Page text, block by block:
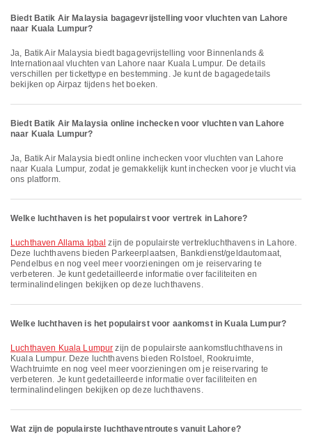
Biedt Batik Air Malaysia bagagevrijstelling voor vluchten van Lahore
naar Kuala Lumpur?
Ja, Batik Air Malaysia biedt bagagevrijstelling voor Binnenlands &
Internationaal vluchten van Lahore naar Kuala Lumpur. De details
verschillen per tickettype en bestemming. Je kunt de bagagedetails
bekijken op Airpaz tijdens het boeken.
Biedt Batik Air Malaysia online inchecken voor vluchten van Lahore
naar Kuala Lumpur?
Ja, Batik Air Malaysia biedt online inchecken voor vluchten van Lahore
naar Kuala Lumpur, zodat je gemakkelijk kunt inchecken voor je vlucht via
ons platform.
Welke luchthaven is het populairst voor vertrek in Lahore?
Luchthaven Allama Iqbal zijn de populairste vertrekluchthavens in Lahore.
Deze luchthavens bieden Parkeerplaatsen, Bankdienst/geldautomaat,
Pendelbus en nog veel meer voorzieningen om je reiservaring te
verbeteren. Je kunt gedetailleerde informatie over faciliteiten en
terminalindelingen bekijken op deze luchthavens.
Welke luchthaven is het populairst voor aankomst in Kuala Lumpur?
Luchthaven Kuala Lumpur zijn de populairste aankomstluchthavens in
Kuala Lumpur. Deze luchthavens bieden Rolstoel, Rookruimte,
Wachtruimte en nog veel meer voorzieningen om je reiservaring te
verbeteren. Je kunt gedetailleerde informatie over faciliteiten en
terminalindelingen bekijken op deze luchthavens.
Wat zijn de populairste luchthaventroutes vanuit Lahore?